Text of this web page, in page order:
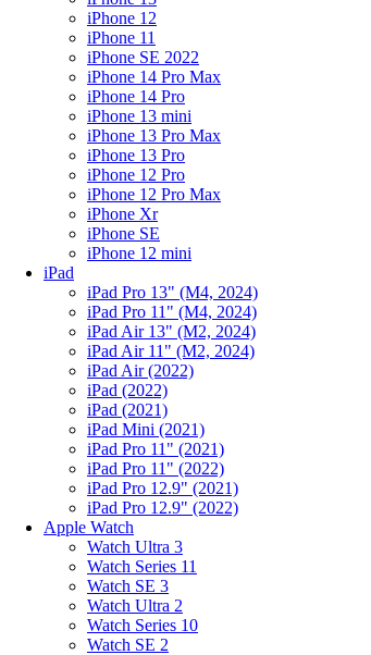
iPhone 12
iPhone 11
iPhone SE 2022
iPhone 14 Pro Max
iPhone 14 Pro
iPhone 13 mini
iPhone 13 Pro Max
iPhone 13 Pro
iPhone 12 Pro
iPhone 12 Pro Max
iPhone Xr
iPhone SE
iPhone 12 mini
iPad
iPad Pro 13" (M4, 2024)
iPad Pro 11" (M4, 2024)
iPad Air 13" (M2, 2024)
iPad Air 11" (M2, 2024)
iPad Air (2022)
iPad (2022)
iPad (2021)
iPad Mini (2021)
iPad Pro 11" (2021)
iPad Pro 11" (2022)
iPad Pro 12.9" (2021)
iPad Pro 12.9" (2022)
Apple Watch
Watch Ultra 3
Watch Series 11
Watch SE 3
Watch Ultra 2
Watch Series 10
Watch SE 2